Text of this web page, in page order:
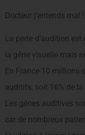
Docteur j’entends mal !
La perte d’audition
la gêne visuelle mais
En France 10 millions
auditifs, soit 16% de la
Les gênes auditives
car de nombreux